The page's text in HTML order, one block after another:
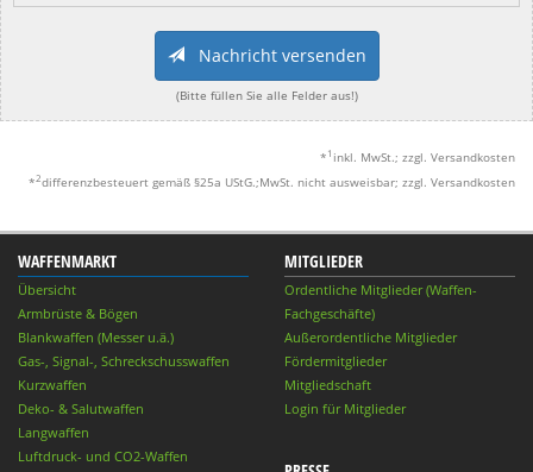
Nachricht versenden
(Bitte füllen Sie alle Felder aus!)
* 1 inkl. MwSt.; zzgl. Versandkosten
*2differenzbesteuert gemäß §25a UStG.;MwSt. nicht ausweisbar; zzgl. Versandkosten
WAFFENMARKT
Übersicht
Armbrüste & Bögen
Blankwaffen (Messer u.ä.)
Gas-, Signal-, Schreckschusswaffen
Kurzwaffen
Deko- & Salutwaffen
Langwaffen
Luftdruck- und CO2-Waffen
MITGLIEDER
Ordentliche Mitglieder (Waffen-
Fachgeschäfte)
Außerordentliche Mitglieder
Fördermitglieder
Mitgliedschaft
Login für Mitglieder